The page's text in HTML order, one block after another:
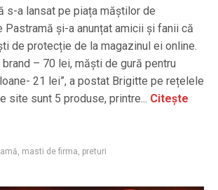
s-a lansat pe piața măștilor de
și-a anunțat amicii și fanii că
de protecție de la magazinul ei online.
– 70 lei, măști de gură pentru
21 lei”, a postat Brigitte pe rețelele
site sunt 5 produse, printre... Citește
, masti de firma, preturi